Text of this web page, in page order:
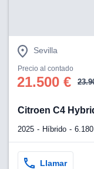
Sevilla
Precio al contado
21.500 €
Citroen C4
2025 Híbrido
Llamar